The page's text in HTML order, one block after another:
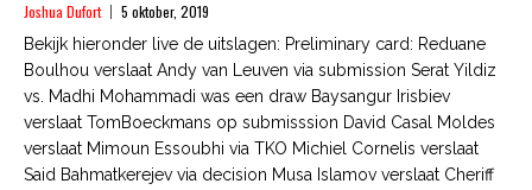
Joshua Dufort 5 oktober, 2019
Bekijk hieronder live de uitslagen: Preliminary card: Reduane
Boulhou verslaat Andy van Leuven via submission Serat Yildiz
vs. Madhi Mohammadi was een draw Baysangur Irisbiev
verslaat TomBoeckmans op submisssion David Casal Moldes
verslaat Mimoun Essoubhi via TKO Michiel Cornelis verslaat
Said Bahmatkerejev via decision Musa Islamov verslaat Cheriff